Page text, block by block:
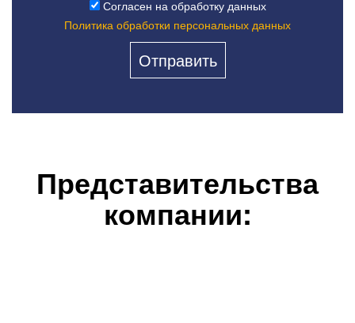
Согласен на обработку данных
Политика обработки персональных данных
Представительства
компании: